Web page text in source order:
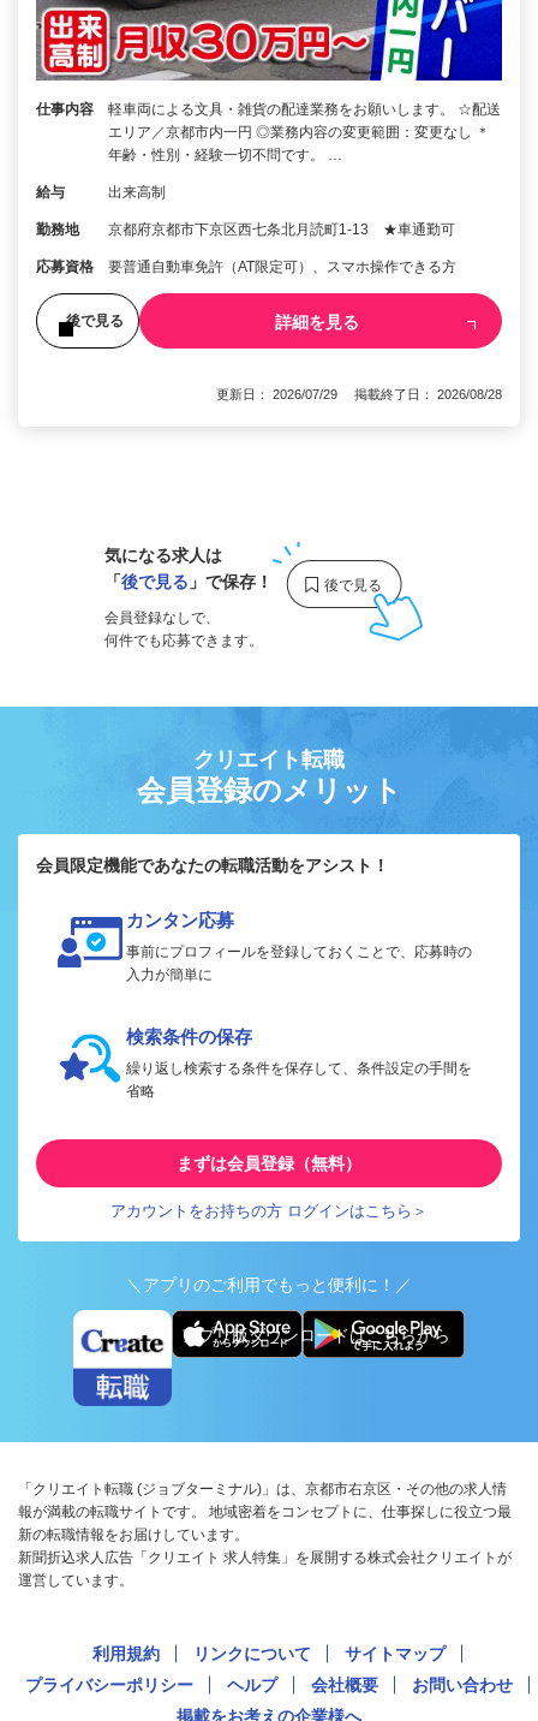
仕事内容
軽車両による文具・雑貨の配達業務をお願いします。 ☆配送
エリア／京都市内一円 ◎業務内容の変更範囲：変更なし ＊
年齢・性別・経験一切不問です。 …
給与 出来高制
勤務地 京都府京都市下京区西七条北月読町1-13 ★車通勤可
応募資格 要普通自動車免許（AT限定可）、スマホ操作できる方
後で見る 詳細を見る
更新日： 2026/07/29 掲載終了日： 2026/08/28
気になる求人は
「後で見る 」で保存！
会員登録なしで、
何件でも応募できます。
クリエイト転職
会員登録のメリット
会員限定機能であなたの転職活動をアシスト！
カンタン応募
事前にプロフィールを登録しておくことで、応募時の
入力が簡単に
検索条件の保存
繰り返し検索する条件を保存して、条件設定の手間を
省略
まずは会員登録（無料）
アカウントをお持ちの方 ログインはこちら＞
＼アプリのご利用でもっと便利に！／
アプリ版ダウンロードはこちらから
「クリエイト転職 (ジョブターミナル)」は、京都市右京区・その他の求人情
報が満載の転職サイトです。 地域密着をコンセプトに、仕事探しに役立つ最
新の転職情報をお届けしています。
新聞折込求人広告「クリエイト 求人特集」を展開する株式会社クリエイトが
運営しています。
利用規約 リンクについて
サイトマップ
プライバシーポリシー
ヘルプ 会社概要
お問い合わせ
掲載をお考えの企業様へ